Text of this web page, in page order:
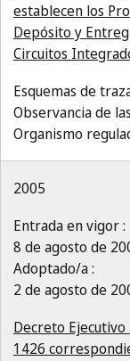
establecen los
Depósito y
Circuitos
Esquemas de
Observancia de
Organismo
2005
Entrada en vigor :
8 de agosto de
Adoptado/a :
2 de agosto de
Decreto Ejecutivo
1426